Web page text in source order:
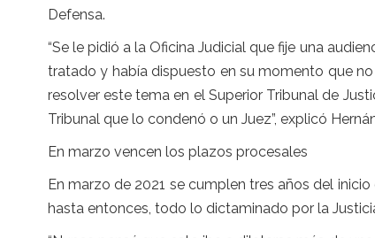
Defensa.
“Se le pidió a la Oficina Judicial que fije una
tratado y había dispuesto en su momento que
resolver este tema en el Superior Tribunal de
Tribunal que lo condenó o un Juez”, explicó
En marzo vencen los plazos procesales
En marzo de 2021 se cumplen tres años del
hasta entonces, todo lo dictaminado por la